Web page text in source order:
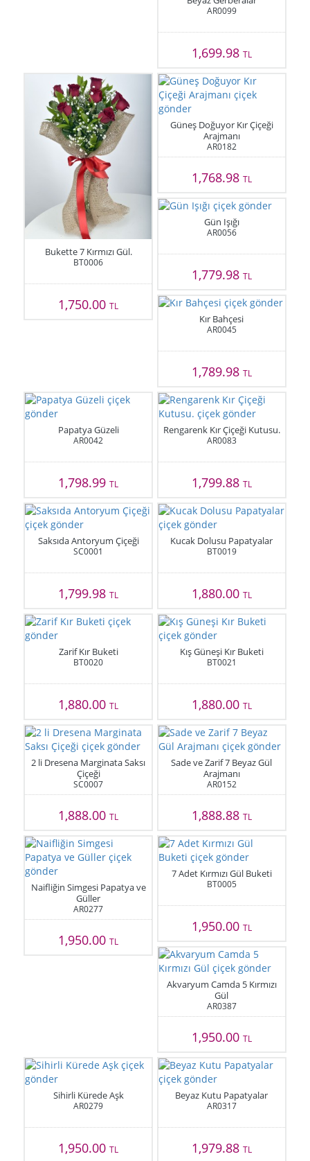
AR0099
1,699.98 TL
Bukette 7 Kırmızı Gül.
BT0006
1,750.00TL
Güneş Doğuyor Kır Çiçeği
Arajmanı
AR0182
1,768.98 TL
Gün Işığı
AR0056
1,779.98 TL
Kır Bahçesi
AR0045
1,789.98 TL
Papatya Güzeli
AR0042
1,798.99TL
Rengarenk Kır Çiçeği Kutusu.
AR0083
1,799.88 TL
Saksıda Antoryum Çiçeği
SC0001
1,799.98TL
Kucak Dolusu Papatyalar
BT0019
1,880.00 TL
Zarif Kır Buketi
BT0020
1,880.00TL
Kış Güneşi Kır Buketi
BT0021
1,880.00 TL
2 li Dresena Marginata Saksı
Çiçeği
SC0007
1,888.00TL
Sade ve Zarif 7 Beyaz Gül
Arajmanı
AR0152
1,888.88 TL
Naifliğin Simgesi Papatya ve
Güller
AR0277
1,950.00TL
7 Adet Kırmızı Gül Buketi
BT0005
1,950.00 TL
Akvaryum Camda 5 Kırmızı
Gül
AR0387
1,950.00 TL
Sihirli Kürede Aşk
AR0279
1,950.00TL
Beyaz Kutu Papatyalar
AR0317
1,979.88 TL